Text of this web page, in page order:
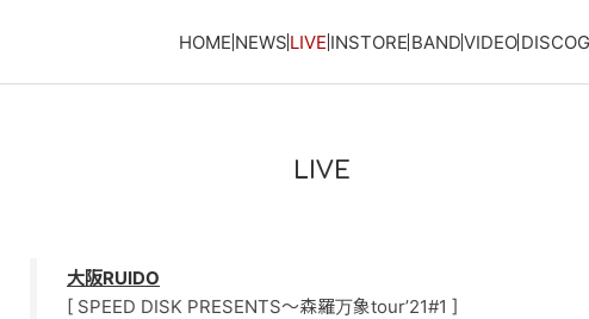
HOME NEWS LIVE INSTORE BANDVIDEO
LIVE
大阪RUIDO
[ SPEED DISK PRESENTS～森羅万象tour’21#1 ]